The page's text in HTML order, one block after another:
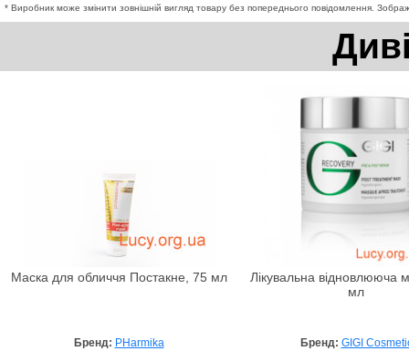
* Виробник може змінити зовнішній вигляд товару без попереднього повідомлення.
Маска для обличчя Постакне, 75 мл
Бренд: PHarmika
Лікувальна відновлююча
мл
Бренд: GIGI